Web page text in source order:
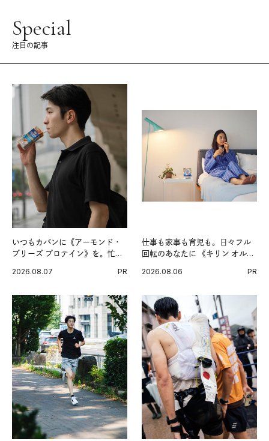
Special
注目の記事
いつもカバンに《アーモンド・
ブリーズ プロテイン》を。忙し
グ習慣。
2026.08.07 PR
仕事も家事も育児も。日々フル
回転のあなたに 《キリン オルニ
2026.08.06 PR